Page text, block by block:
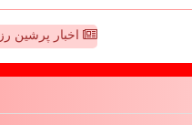
اخبار پرشین رز